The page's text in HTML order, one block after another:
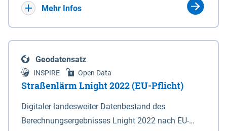
verkleinerte Amtliche Karte 1 : 5 000 (AK5) im
projizierte Koordinaten im Europäischen
Terrestrischen Referenzsystem 1989 (ETRS 89) mit
der Universalen Transversalen Mercator-Abbildung
bezogen auf die Zone 32 N (UTM 32N) dargestellt
(Anlage 4); Gleiches gilt für die geografischen
Mehr Infos
Geodatensatz
INSPIRE Open Data
Straßenlärm Lnight 2022 (EU-Pflicht)
Digitaler landesweiter Datenbestand des
Berechnungsergebnisses Lnight 2022 nach EU-